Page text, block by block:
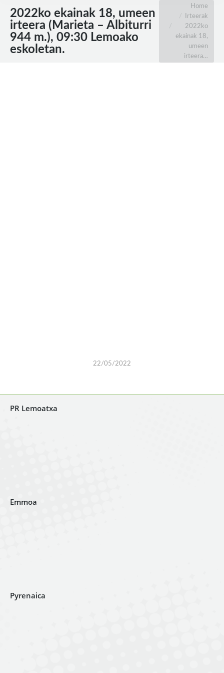
2022ko ekainak 18, umeen
irteera (Marieta – Albiturri
944 m.), 09:30 Lemoako
eskoletan.
You are here:
Home
Irteerak
2022ko
ekainak 18,
umeen
irteera…
22/05/2022
PR Lemoatxa
Emmoa
Pyrenaica